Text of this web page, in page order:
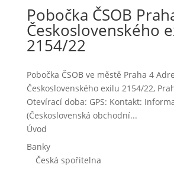
Pobočka ČSOB
Československého
2154/22
Pobočka ČSOB ve městě Praha 4
Československého exilu 2154/22,
Otevírací doba: GPS: Kontakt:
(Československá obchodní...
Úvod
Banky
Česká spořitelna